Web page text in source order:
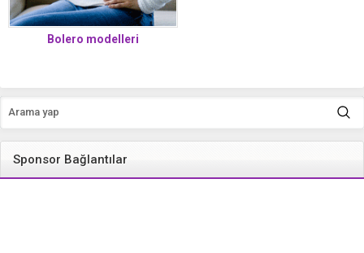
Bolero modelleri
Sponsor Bağlantılar